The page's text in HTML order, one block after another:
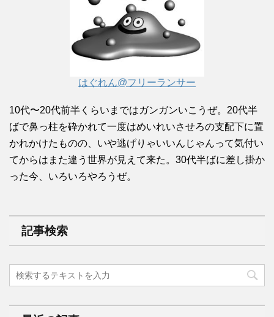
はぐれん@フリーランサー
10代〜20代前半くらいまではガンガンいこうぜ。20代半
ばで鼻っ柱を砕かれて一度はめいれいさせろの支配下に置
かれかけたものの、いや逃げりゃいいんじゃんって気付い
てからはまた違う世界が見えて来た。30代半ばに差し掛か
った今、いろいろやろうぜ。
記事検索